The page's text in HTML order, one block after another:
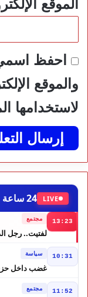
الموقع
احفظ
والموقع
لاستخدامها
LIVE 24 ساعة
13:23 مجتمع
10:31 سياسة
غضب داخل حزب
11:52 مجتمع